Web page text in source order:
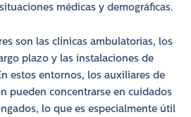
médicas y demográficas.
son las clínicas ambulatorias, los
plazo y las instalaciones de
estos entornos, los auxiliares de
pueden concentrarse en cuidados
lo que es especialmente útil